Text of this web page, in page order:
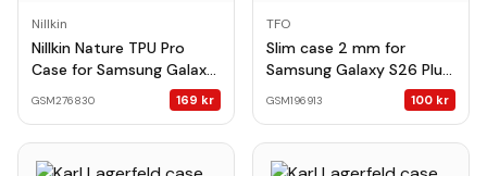
Nillkin
Nillkin Nature TPU Pro
Case for Samsung Galaxy
GSM276830 169 kr
TFO
Slim case 2 mm for
Samsung Galaxy S26 Plus
GSM196913 100 kr